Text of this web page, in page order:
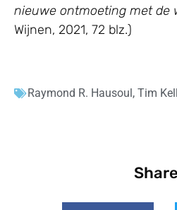
nieuwe ontmoeting met de
Wijnen, 2021, 72 blz.)
Raymond R. Hausoul, Tim